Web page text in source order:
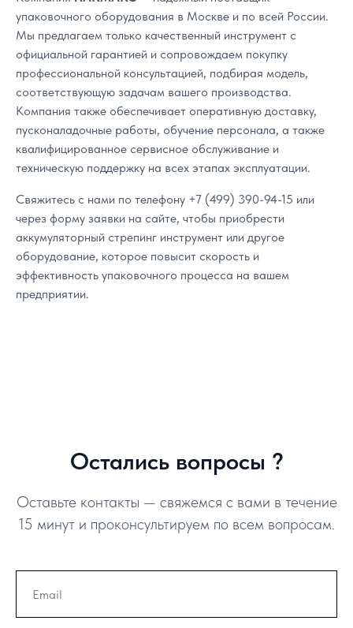
упаковочного оборудования в Москве и по всей России.
Мы предлагаем только качественный инструмент с
официальной гарантией и сопровождаем покупку
профессиональной консультацией, подбирая модель,
соответствующую задачам вашего производства.
Компания также обеспечивает оперативную доставку,
пусконаладочные работы, обучение персонала, а также
квалифицированное сервисное обслуживание и
техническую поддержку на всех этапах эксплуатации.
Свяжитесь с нами по телефону +7 (499) 390-94-15 или
через форму заявки на сайте, чтобы приобрести
аккумуляторный стрепинг инструмент или другое
оборудование, которое повысит скорость и
эффективность упаковочного процесса на вашем
предприятии.
Остались вопросы ?
Оставьте контакты — свяжемся с вами в течение
15 минут и проконсультируем по всем вопросам.